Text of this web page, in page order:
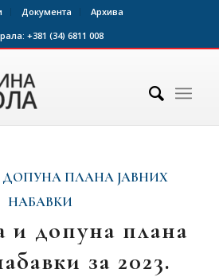
Документа
Архива
+381 (34) 6811 008
ДОПУНА ПЛАНА ЈАВНИХ
НАБАВКИ
и допуна плана
за 2023.